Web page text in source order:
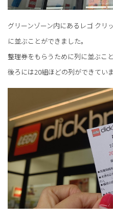
グリーンゾーン内にあるレゴ クリ
に並ぶことができました。
整理券をもらうために列に並ぶこと
後ろには20組ほどの列ができていま